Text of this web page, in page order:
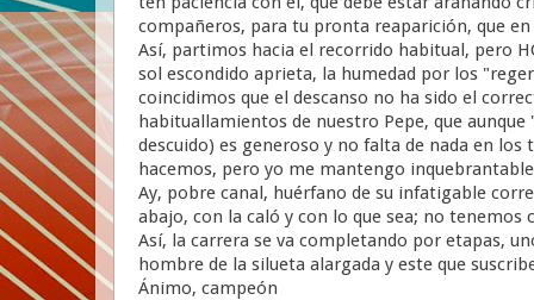
compañeros, para tu pronta reaparición, que
Así, partimos hacia el recorrido habitual, pero
sol escondido aprieta, la humedad por los
coincidimos que el descanso no ha sido el
habituallamientos de nuestro Pepe, que
descuido) es generoso y no falta de nada en
hacemos, pero yo me mantengo
Ay, pobre canal, huérfano de su infatigable
abajo, con la caló y con lo que sea; no tenemos
Así, la carrera se va completando por etapas,
hombre de la silueta alargada y este que
Ánimo, campeón